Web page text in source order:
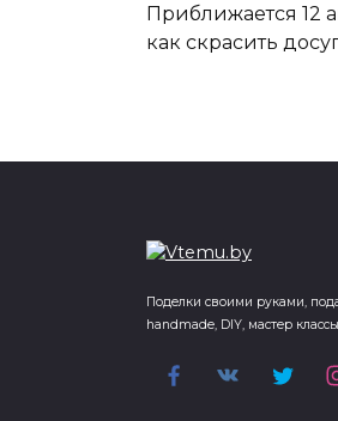
Приближается 12
как скрасить
Поделки своими руками,
handmade, DIY, мастер классы